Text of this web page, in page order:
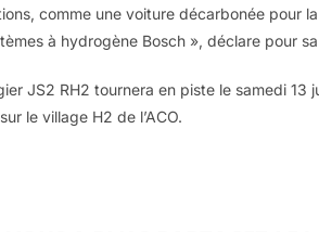
comme une voiture décarbonée pour
à hydrogène Bosch », déclare pour
JS2 RH2 tournera en piste le samedi
le village H2 de l’ACO.